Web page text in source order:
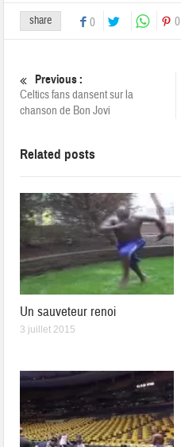
share 0 0
Previous :
Celtics fans dansent sur la
chanson de Bon Jovi
Related posts
Un sauveteur renoi
3 juillet 2015